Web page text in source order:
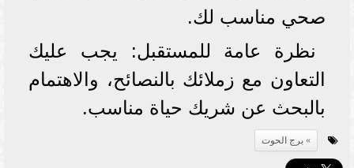
صحي مناسب لك.
نظرة عامة للمستقبل: يجب عليك
التعاون مع زملائك بالنصائح، والاهتمام
بالبحث عن شريك حياة مناسب.
برج الحوت